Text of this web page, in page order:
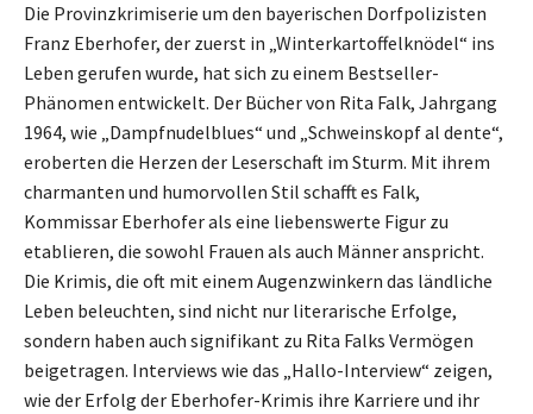
Die Provinzkrimiserie um den bayerischen Dorfpolizisten
Franz Eberhofer, der zuerst in „Winterkartoffelknödel“ ins
Leben gerufen wurde, hat sich zu einem Bestseller-
Phänomen entwickelt. Der Bücher von Rita Falk, Jahrgang
1964, wie „Dampfnudelblues“ und „Schweinskopf al dente“,
eroberten die Herzen der Leserschaft im Sturm. Mit ihrem
charmanten und humorvollen Stil schafft es Falk,
Kommissar Eberhofer als eine liebenswerte Figur zu
etablieren, die sowohl Frauen als auch Männer anspricht.
Die Krimis, die oft mit einem Augenzwinkern das ländliche
Leben beleuchten, sind nicht nur literarische Erfolge,
sondern haben auch signifikant zu Rita Falks Vermögen
beigetragen. Interviews wie das „Hallo-Interview“ zeigen,
wie der Erfolg der Eberhofer-Krimis ihre Karriere und ihr